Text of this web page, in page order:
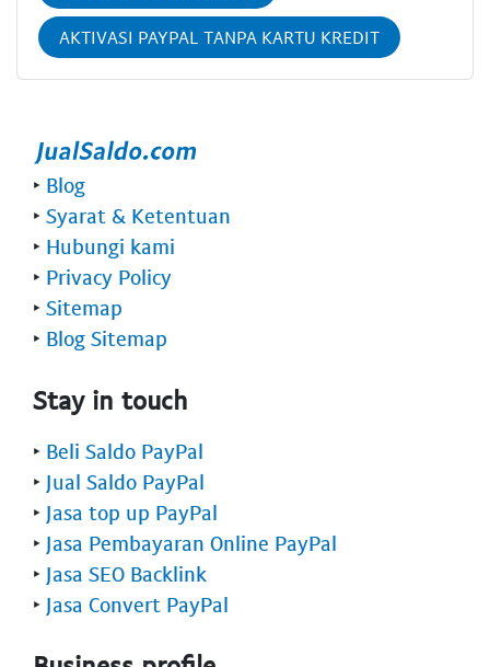
AKTIVASI PAYPAL TANPA KARTU KREDIT
‣ Blog
‣ Syarat & Ketentuan
‣ Hubungi kami
‣ Privacy Policy
‣ Sitemap
‣ Blog Sitemap
Stay in touch
‣ Beli Saldo PayPal
‣ Jual Saldo PayPal
‣ Jasa top up PayPal
‣ Jasa Pembayaran Online PayPal
‣ Jasa SEO Backlink
‣ Jasa Convert PayPal